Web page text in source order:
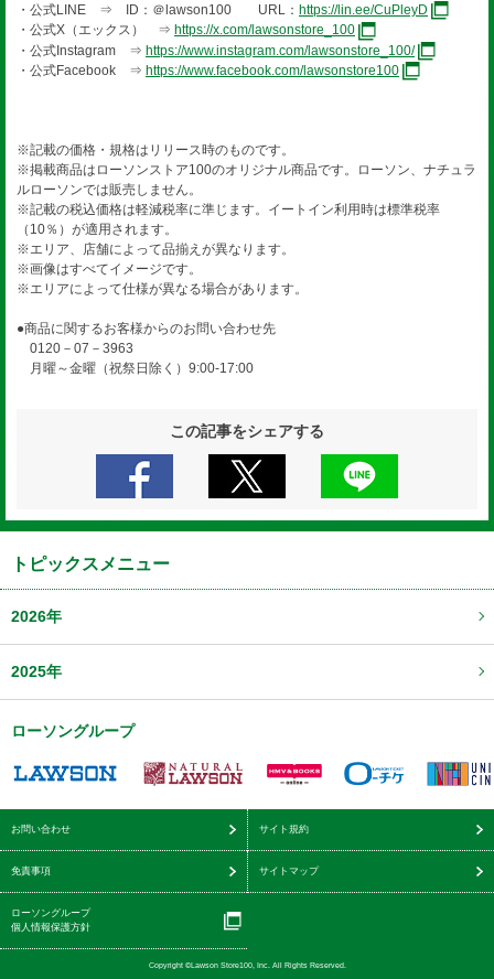
・公式LINE ⇒ ID：＠lawson100 URL： https://lin.ee/CuPleyD
・公式X（エックス） ⇒ https://x.com/lawsonstore_100
・公式Instagram ⇒ https://www.instagram.com/lawsonstore_100/
・公式Facebook ⇒ https://www.facebook.com/lawsonstore100
※記載の価格・規格はリリース時のものです。
※掲載商品はローソンストア100のオリジナル商品です。ローソン、ナチュラ
ルローソンでは販売しません。
※記載の税込価格は軽減税率に準じます。イートイン利用時は標準税率
（10％）が適用されます。
※エリア、店舗によって品揃えが異なります。
※画像はすべてイメージです。
※エリアによって仕様が異なる場合があります。
●商品に関するお客様からのお問い合わせ先
0120－07－3963
月曜～金曜（祝祭日除く）9:00-17:00
この記事をシェアする
トピックスメニュー
2026年
2025年
ローソングループ
お問い合わせ サイト規約
免責事項 サイトマップ
ローソングループ
個人情報保護方針
Copyright ©Lawson Store100, Inc. All Rights Reserved.